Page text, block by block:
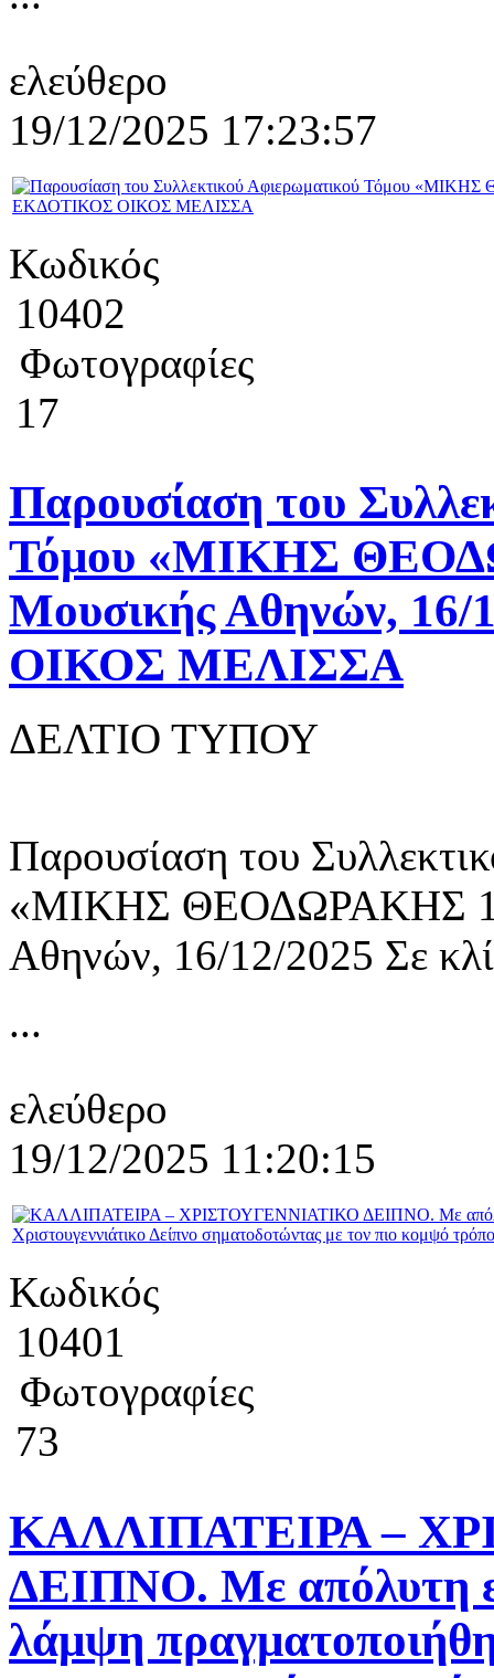
ελεύθερο
19/12/2025 17:23:57
Κωδικός
10402
Φωτογραφίες
17
Παρουσίαση του
Τόμου «ΜΙΚΗΣ
Μουσικής Αθηνών,
ΟΙΚΟΣ ΜΕΛΙΣΣΑ
ΔΕΛΤΙΟ ΤΥΠΟΥ
Παρουσίαση του
«ΜΙΚΗΣ ΘΕΟΔΩΡΑΚΗΣ
Αθηνών, 16/12/2025 Σε
...
ελεύθερο
19/12/2025 11:20:15
Κωδικός
10401
Φωτογραφίες
73
ΚΑΛΛΙΠΑΤΕΙΡΑ –
ΔΕΙΠΝΟ. Με απόλυτη
λάμψη